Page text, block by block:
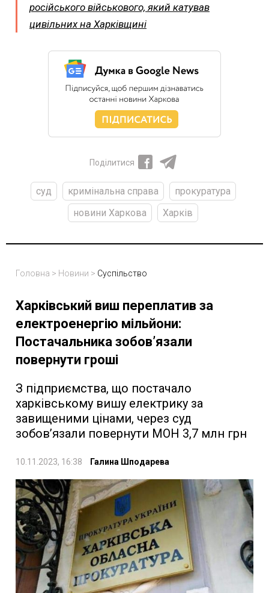
російського військового, який катував
цивільних на Харківщині
Поділитися
суд кримінальна справа
прокуратура
новини Харкова
Харків
Головна > Новини > Суспільство
Харківський виш переплатив за
електроенергію мільйони:
Постачальника зобов’язали
повернути гроші
З підприємства, що постачало
харківському вишу електрику за
завищеними цінами, через суд
зобов’язали повернути МОН 3,7 млн грн
10.11.2023, 16:38 Галина Шподарева